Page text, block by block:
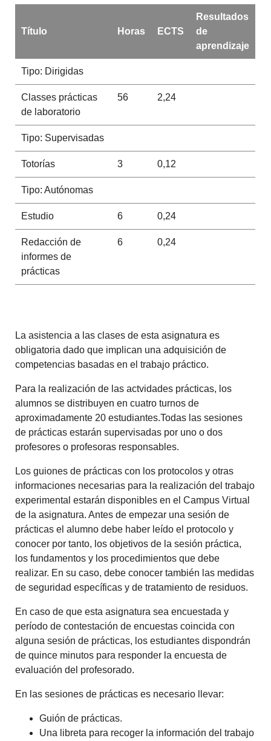
Título Horas ECTS
Resultados
de
aprendizaje
Tipo: Dirigidas
Classes prácticas
de laboratorio
56 2,24
Tipo: Supervisadas
Totorías 3 0,12
Tipo: Autónomas
Estudio 6 0,24
Redacción de
informes de
prácticas
6 0,24
La asistencia a las clases de esta asignatura es
obligatoria dado que implican una adquisición de
competencias basadas en el trabajo práctico.
Para la realización de las actvidades prácticas, los
alumnos se distribuyen en cuatro turnos de
aproximadamente 20 estudiantes.Todas las sesiones
de prácticas estarán supervisadas por uno o dos
profesores o profesoras responsables.
Los guiones de prácticas con los protocolos y otras
informaciones necesarias para la realización del trabajo
experimental estarán disponibles en el Campus Virtual
de la asignatura. Antes de empezar una sesión de
prácticas el alumno debe haber leído el protocolo y
conocer por tanto, los objetivos de la sesión práctica,
los fundamentos y los procedimientos que debe
realizar. En su caso, debe conocer también las medidas
de seguridad específicas y de tratamiento de residuos.
En caso de que esta asignatura sea encuestada y
período de contestación de encuestas coincida con
alguna sesión de prácticas, los estudiantes dispondrán
de quince minutos para responder la encuesta de
evaluación del profesorado.
En las sesiones de prácticas es necesario llevar:
Guión de prácticas.
Una libreta para recoger la información del trabajo